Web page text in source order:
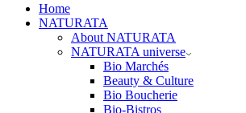
Home
NATURATA
About NATURATA
NATURATA universe
Bio Marchés
Beauty & Culture
Bio Boucherie
Bio-Bistros